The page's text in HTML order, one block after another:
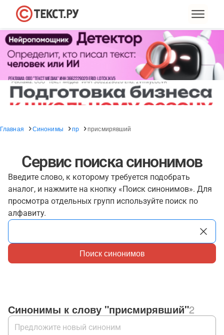
Главная Синонимы пр присмирявший
Сервис поиска синонимов
Введите слово, к которому требуется подобрать
аналог, и нажмите на кнопку «Поиск синонимов». Для
просмотра отдельных групп используйте поиск по
алфавиту.
Поиск синонимов
Синонимы к слову "присмирявший"2